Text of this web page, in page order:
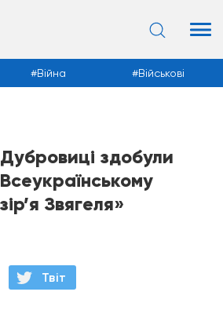
Війна Військові
здобули
Звягеля»
Твiт